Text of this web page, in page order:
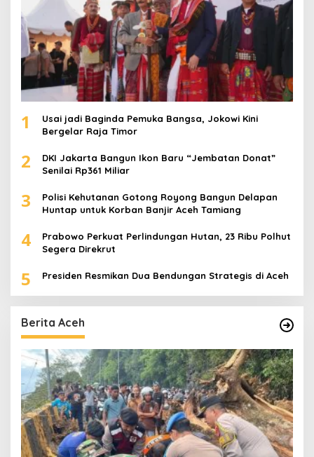
1
Usai jadi Baginda Pemuka Bangsa, Jokowi Kini
Bergelar Raja Timor
2
DKI Jakarta Bangun Ikon Baru “Jembatan Donat”
Senilai Rp361 Miliar
3
Polisi Kehutanan Gotong Royong Bangun Delapan
Huntap untuk Korban Banjir Aceh Tamiang
4
Prabowo Perkuat Perlindungan Hutan, 23 Ribu Polhut
Segera Direkrut
5 Presiden Resmikan Dua Bendungan Strategis di Aceh
Berita Aceh